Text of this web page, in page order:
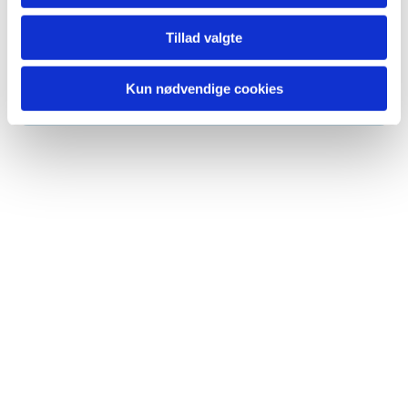
Tillad valgte
Kun nødvendige cookies
Du vil måske også kunne lide...